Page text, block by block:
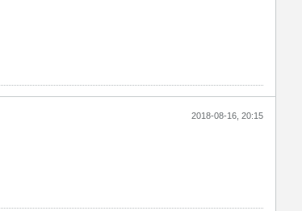
2018-08-16, 20:15